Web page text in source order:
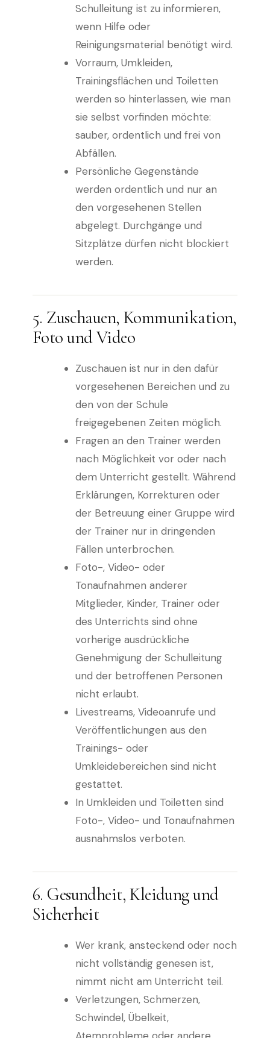
Schulleitung ist zu informieren,
wenn Hilfe oder
Reinigungsmaterial benötigt wird.
Vorraum, Umkleiden,
Trainingsflächen und Toiletten
werden so hinterlassen, wie man
sie selbst vorfinden möchte:
sauber, ordentlich und frei von
Abfällen.
Persönliche Gegenstände
werden ordentlich und nur an
den vorgesehenen Stellen
abgelegt. Durchgänge und
Sitzplätze dürfen nicht blockiert
werden.
5. Zuschauen, Kommunikation,
Foto und Video
Zuschauen ist nur in den dafür
vorgesehenen Bereichen und zu
den von der Schule
freigegebenen Zeiten möglich.
Fragen an den Trainer werden
nach Möglichkeit vor oder nach
dem Unterricht gestellt. Während
Erklärungen, Korrekturen oder
der Betreuung einer Gruppe wird
der Trainer nur in dringenden
Fällen unterbrochen.
Foto-, Video- oder
Tonaufnahmen anderer
Mitglieder, Kinder, Trainer oder
des Unterrichts sind ohne
vorherige ausdrückliche
Genehmigung der Schulleitung
und der betroffenen Personen
nicht erlaubt.
Livestreams, Videoanrufe und
Veröffentlichungen aus den
Trainings- oder
Umkleidebereichen sind nicht
gestattet.
In Umkleiden und Toiletten sind
Foto-, Video- und Tonaufnahmen
ausnahmslos verboten.
6. Gesundheit, Kleidung und
Sicherheit
Wer krank, ansteckend oder noch
nicht vollständig genesen ist,
nimmt nicht am Unterricht teil.
Verletzungen, Schmerzen,
Schwindel, Übelkeit,